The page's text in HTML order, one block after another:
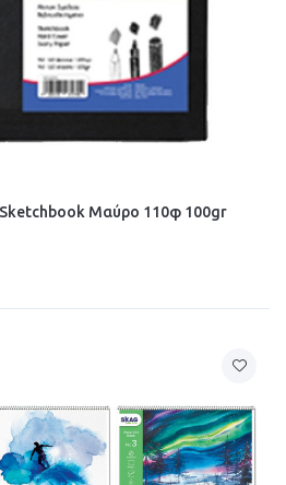
Μαύρο 110φ 100gr